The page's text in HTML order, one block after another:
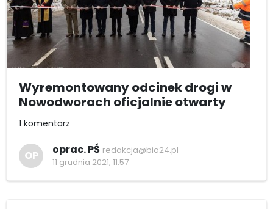
Wyremontowany odcinek drogi w
Nowodworach oficjalnie otwarty
1 komentarz
OP oprac. PŚ redakcja@bia24.pl
11 grudnia 2021, 11:57